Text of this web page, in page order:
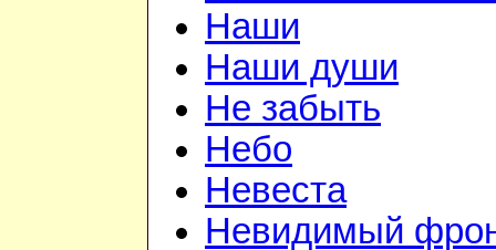
Наши
Наши души
Не забыть
Небо
Невеста
Невидимый